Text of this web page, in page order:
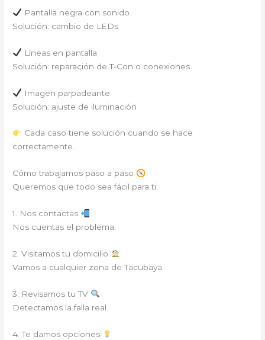
Pantalla negra con sonido
Solución: cambio de LEDs
Líneas en pantalla
Solución: reparación de T-Con o conexiones
Imagen parpadeante
Solución: ajuste de iluminación
Cada caso tiene solución cuando se hace
correctamente.
Cómo trabajamos paso a paso
Queremos que todo sea fácil para ti:
1. Nos contactas
Nos cuentas el problema.
2. Visitamos tu domicilio
Vamos a cualquier zona de Tacubaya.
3. Revisamos tu TV
Detectamos la falla real.
4. Te damos opciones